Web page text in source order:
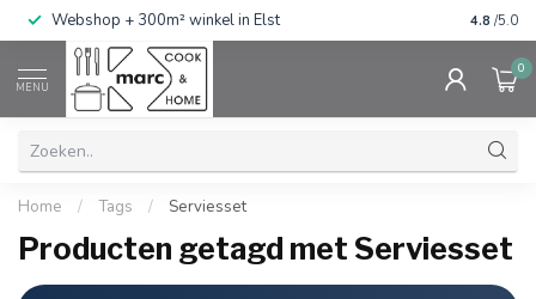
Webshop + 300m² winkel in Elst Gratis
4.8 /5.0
MENU
0
Home / Tags / Serviesset
Producten getagd met Serviesset